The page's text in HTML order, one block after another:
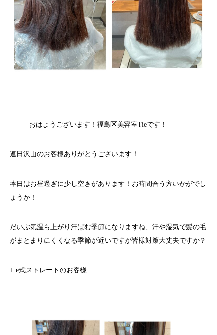
おはようございます！福島区美容室Tieです！
連日沢山のお客様ありがとうございます！
本日はお昼過ぎに少し空きがあります！お時間合う方いかがでし
ょうか！
だいぶ気温も上がり汗ばむ季節になりますね、汗や湿気で髪の毛
がまとまりにくくなる季節が近いですが皆様対策大丈夫ですか？
Tie式ストレートのお客様